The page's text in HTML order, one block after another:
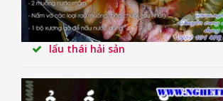
lẩu thái hải sản